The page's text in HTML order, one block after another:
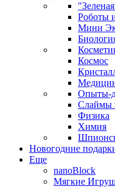
Роботы
Мини
Космос
Опыты-
Слаймы
Физика
Химия
Новогодние
Еще
nanoBlock
Мягкие